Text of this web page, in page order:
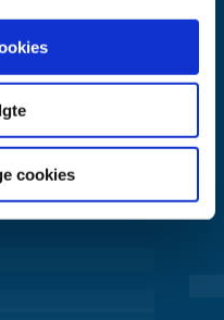
cookies